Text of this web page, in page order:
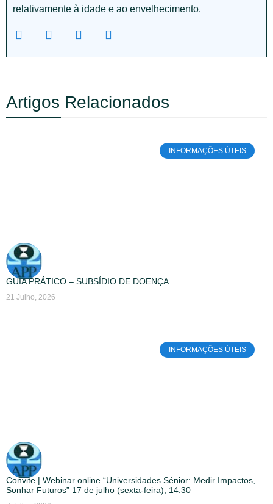
relativamente à idade e ao envelhecimento.
Artigos Relacionados
INFORMAÇÕES ÚTEIS
GUIA PRÁTICO – SUBSÍDIO DE DOENÇA
21 Julho, 2026
INFORMAÇÕES ÚTEIS
Convite | Webinar online “Universidades Sénior: Medir Impactos,
Sonhar Futuros” 17 de julho (sexta-feira); 14:30